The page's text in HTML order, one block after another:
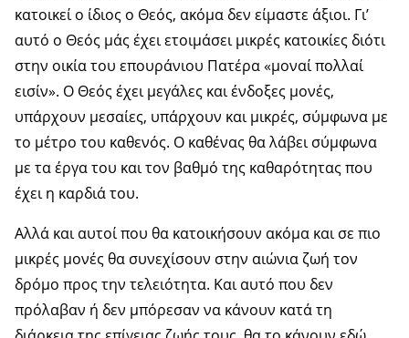
κατοικεί ο ίδιος ο Θεός, ακόμα δεν είμαστε άξιοι. Γι’
αυτό ο Θεός μάς έχει ετοιμάσει μικρές κατοικίες διότι
στην οικία του επουράνιου Πατέρα «μοναί πολλαί
εισίν». Ο Θεός έχει μεγάλες και ένδοξες μονές,
υπάρχουν μεσαίες, υπάρχουν και μικρές, σύμφωνα με
το μέτρο του καθενός. Ο καθένας θα λάβει σύμφωνα
με τα έργα του και τον βαθμό της καθαρότητας που
έχει η καρδιά του.
Αλλά και αυτοί που θα κατοικήσουν ακόμα και σε πιο
μικρές μονές θα συνεχίσουν στην αιώνια ζωή τον
δρόμο προς την τελειότητα. Και αυτό που δεν
πρόλαβαν ή δεν μπόρεσαν να κάνουν κατά τη